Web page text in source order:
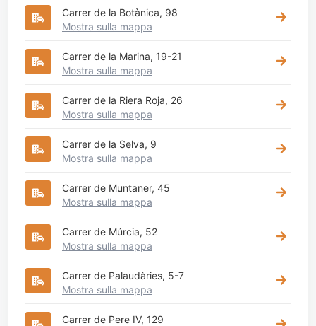
Carrer de la Botànica, 98
Mostra sulla mappa
Carrer de la Marina, 19-21
Mostra sulla mappa
Carrer de la Riera Roja, 26
Mostra sulla mappa
Carrer de la Selva, 9
Mostra sulla mappa
Carrer de Muntaner, 45
Mostra sulla mappa
Carrer de Múrcia, 52
Mostra sulla mappa
Carrer de Palaudàries, 5-7
Mostra sulla mappa
Carrer de Pere IV, 129